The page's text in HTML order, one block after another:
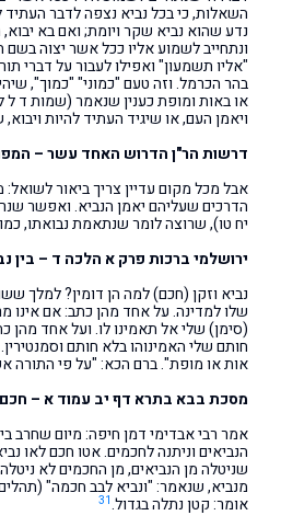
השאלות, כי בכל נביא נצפה לדבר העתיד
נדע שהוא נביא שקר ויומת; ואם בא
ונתחייב לשמוע אליו ככל אשר יצוה
"אליו תשמעון" ואפילו לעבור על דברי
בהר הכרמל. וזה טעם "כמוני" "כמוך",
או באות ומופת כענין שנאמר (שמות ד ל
ויאמן העם, או שיגיד העתיד להיות
דרשות הר"ן הדרוש האחד עשר –
אבל מכל מקום עדיין צריך ביאור
הדרכים שעליהם יאמן הנביא. ואפשר
יח טו), שרוצה לומר שנתאמת נבואתו,
ירושלמי ברכות פרק א הלכה ד – בין
נביא וזקן (חכם) למה הן דומין? למלך
שלו למדינה. על אחד מהן כתב: אם אינו
(סימן) שלי אל תאמינו לו. ועל אחד
חותם שלי האמינוהו בלא חותם
אות או מופת". ברם הכא: "על פי התורה
מסכת בבא בתרא דף יב עמוד א –
אמר רבי אבדימי דמן חיפה: מיום שחרב
הנביאים וניתנה לחכמים. אטו חכם לאו
שניטלה מן הנביאים, מן החכמים לא
מנביא, שנאמר: "ונביא לבב חכמה"
אומר: קטן נתלה בגדול.31